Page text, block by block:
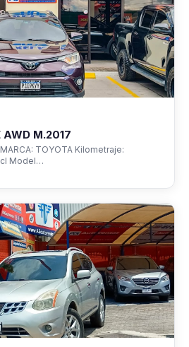
AWD M.2017
TOYOTA Kilometraje:
Model…